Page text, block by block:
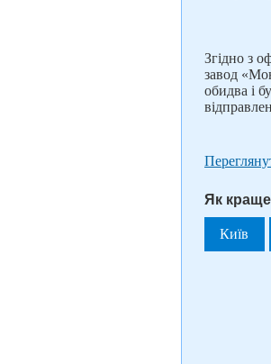
Згідно з
завод
обидва і
Як
Київ